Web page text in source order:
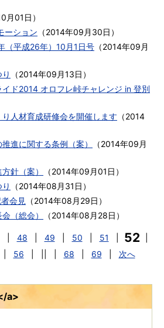
月01日 ）
ーション （2014年09月30日 ）
（平成26年）10月1日号 （2014年09月
（2014年09月13日 ）
ド2014 オロフレ峠チャレンジ in 登別
人材育成研修会を開催します （2014
進に関する条例（案）
（2014年09月
針（案）
（2014年09月01日 ）
（2014年08月31日 ）
会見 （2014年08月29日 ）
（総会）
（2014年08月28日 ）
48 49 50 51 52
56 68 69 次へ
a>